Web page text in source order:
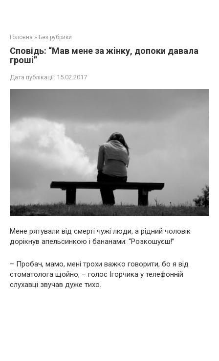
Головна » Без рубрики
Сповідь: “Мав мене за жiнку, допоки давала
грошi”
Дата публікації: 15.02.2017
Мене рятували вiд смертi чужi люди, а рiдний чоловiк
дорiкнув апельсинкою i бананами: “Розкошуєш!”
– Пробач, мамо, менi трохи важко говорити, бо я вiд
стоматолога щойно, – голос Iгорчика у телефоннiй
слухавцi звучав дуже тихо.